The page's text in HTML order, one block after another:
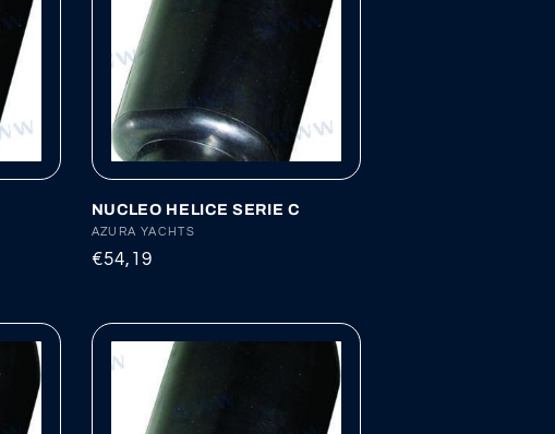
NUCLEO HELICE SERIE C
Proveedor:
AZURA YACHTS
Precio
€54,19